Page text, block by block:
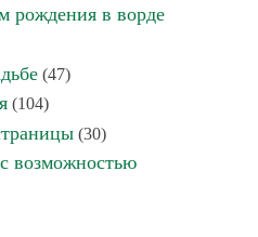
рождения в ворде
(47)
(104)
(30)
возможностью